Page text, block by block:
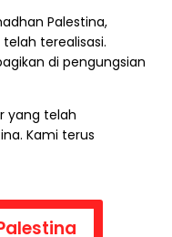
Palestina,
terealisasi.
di pengungsian
yang telah
Kami terus